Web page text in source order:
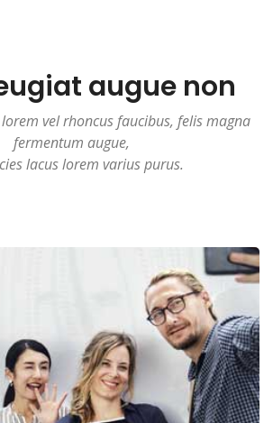
augue non
vel rhoncus faucibus, felis magna
fermentum augue,
lacus lorem varius purus.